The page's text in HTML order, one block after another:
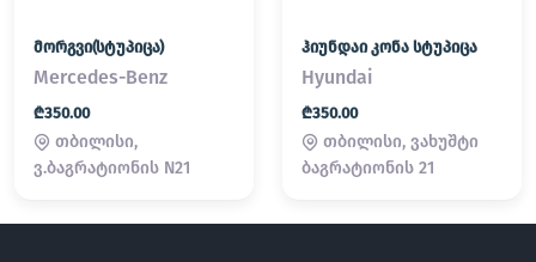
მორგვი(სტუპიცა)
Mercedes-Benz
₾350.00
თბილისი,
ვ.ბაგრატიონის N21
ჰიუნდაი კონა სტუპიცა
Hyundai
₾350.00
თბილისი, ვახუშტი
ბაგრატიონის 21